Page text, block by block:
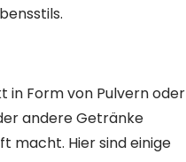
in Form von Pulvern oder
andere Getränke
macht. Hier sind einige